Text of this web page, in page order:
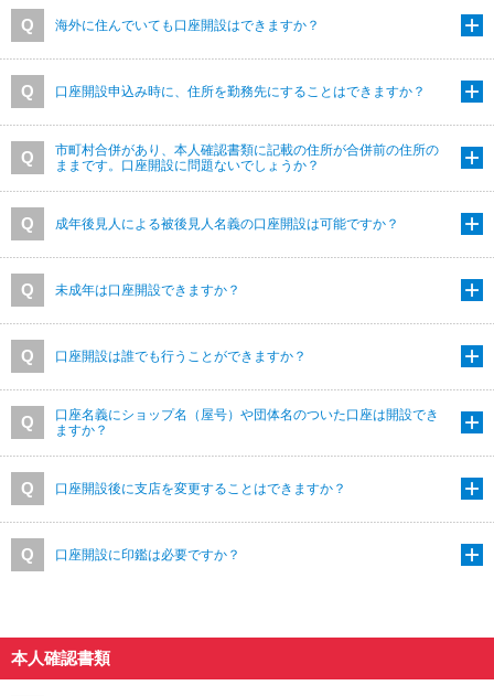
海外に住んでいても口座開設はできますか？
口座開設申込み時に、住所を勤務先にすることはできますか？
市町村合併があり、本人確認書類に記載の住所が合併前の住所の
ままです。口座開設に問題ないでしょうか？
成年後見人による被後見人名義の口座開設は可能ですか？
未成年は口座開設できますか？
口座開設は誰でも行うことができますか？
口座名義にショップ名（屋号）や団体名のついた口座は開設でき
ますか？
口座開設後に支店を変更することはできますか？
口座開設に印鑑は必要ですか？
本人確認書類